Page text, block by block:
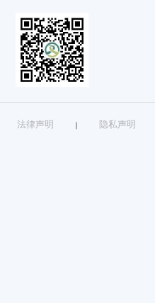
法律声明 ｜ 隐私声明